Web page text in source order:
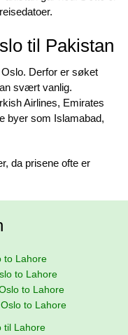
til Pakistan
Derfor er søket
svært vanlig.
Airlines, Emirates
byer som Islamabad,
da prisene ofte er
to Lahore
to Lahore
to Lahore
to Lahore
til Lahore